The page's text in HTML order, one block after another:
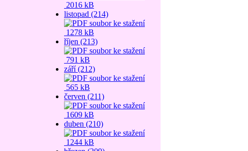
2016 kB
listopad (214)
1278 kB
říjen (213)
791 kB
září (212)
565 kB
červen (211)
1609 kB
duben (210)
1244 kB